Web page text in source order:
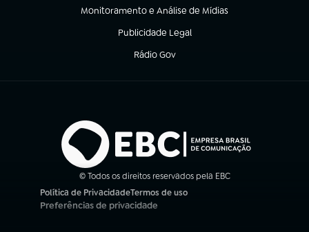
Monitoramento e Análise de Mídias
(abre em nova aba)
Publicidade Legal
(abre em nova aba)
Rádio Gov
(abre em nova aba)
© Todos os direitos reservados pela EBC
Política de Privacidade
(abre em nova aba)
Termos de uso
(abre em nova aba)
Preferências de privacidade